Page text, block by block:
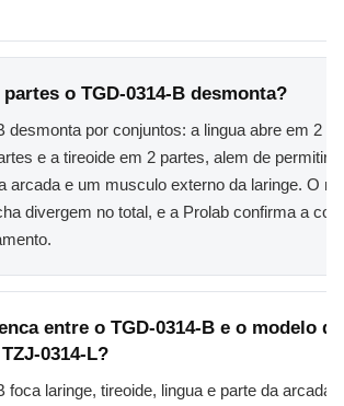
o TGD-0314-B desmonta?
desmonta por conjuntos: a lingua abre em 2
e a tireoide em 2 partes, alem de permitir
arcada e um musculo externo da laringe. O
divergem no total, e a Prolab confirma a
entre o TGD-0314-B e o modelo
0314-L?
foca laringe, tireoide, lingua e parte da arcada